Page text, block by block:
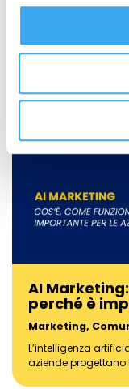
AI
perché è
Marketing,
L’intelligenza
aziende progettano